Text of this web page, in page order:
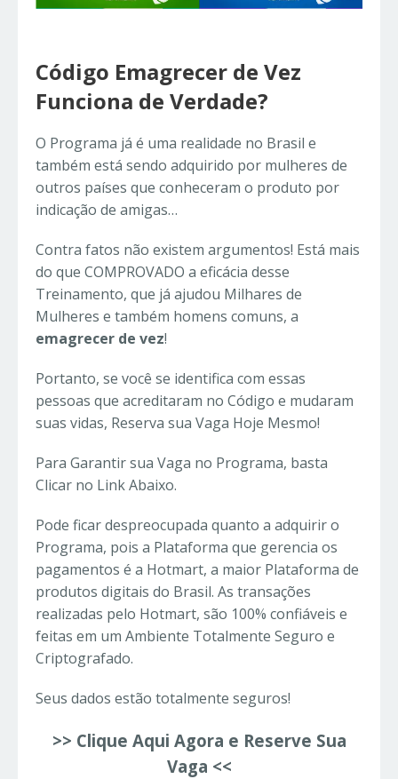
Código Emagrecer de Vez
Funciona de Verdade?
O Programa já é uma realidade no Brasil e
também está sendo adquirido por mulheres de
outros países que conheceram o produto por
indicação de amigas…
Contra fatos não existem argumentos! Está mais
do que COMPROVADO a eficácia desse
Treinamento, que já ajudou Milhares de
Mulheres e também homens comuns, a
emagrecer de vez!
Portanto, se você se identifica com essas
pessoas que acreditaram no Código e mudaram
suas vidas, Reserva sua Vaga Hoje Mesmo!
Para Garantir sua Vaga no Programa, basta
Clicar no Link Abaixo.
Pode ficar despreocupada quanto a adquirir o
Programa, pois a Plataforma que gerencia os
pagamentos é a Hotmart, a maior Plataforma de
produtos digitais do Brasil. As transações
realizadas pelo Hotmart, são 100% confiáveis e
feitas em um Ambiente Totalmente Seguro e
Criptografado.
Seus dados estão totalmente seguros!
>> Clique Aqui Agora e Reserve Sua
Vaga <<